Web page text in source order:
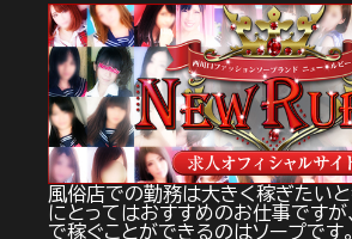
風俗店での勤務は大きく稼ぎたい
にとってはおすすめのお仕事ですが
で稼ぐことができるのはソープで